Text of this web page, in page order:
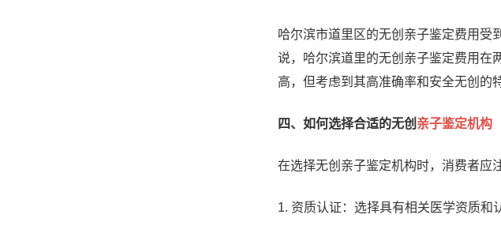
哈尔滨市道里区的无创亲子鉴定费用受
说，哈尔滨道里的无创亲子鉴定费用在
高，但考虑到其高准确率和安全无创的
四、如何选择合适的无创 亲子鉴定机构
在选择无创亲子鉴定机构时，消费者应
1. 资质认证：选择具有相关医学资质和